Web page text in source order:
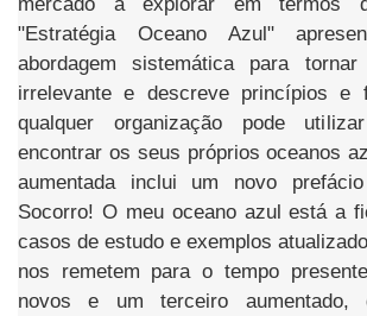
"Estratégia Oceano Azul"
abordagem sistemática para
irrelevante e descreve princípios e
qualquer organização pode
encontrar os seus próprios oceanos
aumentada inclui um novo
Socorro! O meu oceano azul está a
casos de estudo e exemplos
nos remetem para o tempo
novos e um terceiro aumentado,